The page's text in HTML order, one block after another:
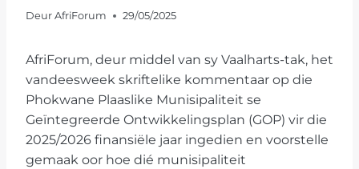
Deur AfriForum 29/05/2025
AfriForum, deur middel van sy Vaalharts-tak, het
vandeesweek skriftelike kommentaar op die
Phokwane Plaaslike Munisipaliteit se
Geïntegreerde Ontwikkelingsplan (GOP) vir die
2025/2026 finansiële jaar ingedien en voorstelle
gemaak oor hoe dié munisipaliteit